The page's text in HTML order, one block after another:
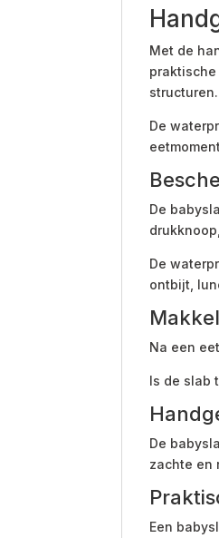
Met de
structuren.
De
De
De
ontbijt,
Na een
Is de slab
De
zachte en
Een